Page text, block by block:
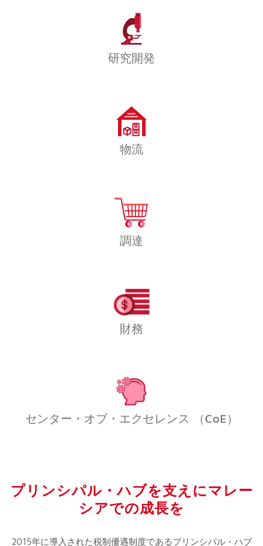
研究開発
物流
調達
財務
センター・オブ・エクセレンス （CoE）
プリンシパル・ハブを支えにマレー
シアでの成長を
2015年に導入された税制優遇制度であるプリンシパル・ハブ